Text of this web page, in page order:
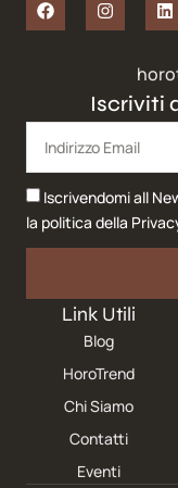
Link Utili
Blog
HoroTrend
Chi Siamo
Contatti
Eventi
Iscriviti
Iscrivendomi all
la politica della